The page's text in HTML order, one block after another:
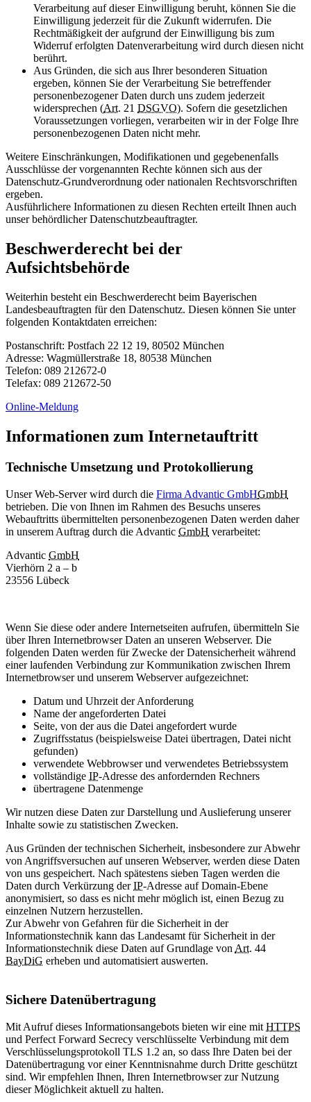
Verarbeitung auf dieser Einwilligung beruht, können Sie die
Einwilligung jederzeit für die Zukunft widerrufen. Die
Rechtmäßigkeit der aufgrund der Einwilligung bis zum
Widerruf erfolgten Datenverarbeitung wird durch diesen nicht
berührt.
Aus Gründen, die sich aus Ihrer besonderen Situation
ergeben, können Sie der Verarbeitung Sie betreffender
personenbezogener Daten durch uns zudem jederzeit
widersprechen (Art. 21 DSGVO). Sofern die gesetzlichen
Voraussetzungen vorliegen, verarbeiten wir in der Folge Ihre
personenbezogenen Daten nicht mehr.
Weitere Einschränkungen, Modifikationen und gegebenenfalls
Ausschlüsse der vorgenannten Rechte können sich aus der
Datenschutz-Grundverordnung oder nationalen Rechtsvorschriften
ergeben.
Ausführlichere Informationen zu diesen Rechten erteilt Ihnen auch
unser behördlicher Datenschutzbeauftragter.
Beschwerderecht bei der
Aufsichtsbehörde
Weiterhin besteht ein Beschwerderecht beim Bayerischen
Landesbeauftragten für den Datenschutz. Diesen können Sie unter
folgenden Kontaktdaten erreichen:
Postanschrift: Postfach 22 12 19, 80502 München
Adresse: Wagmüllerstraße 18, 80538 München
Telefon: 089 212672-0
Telefax: 089 212672-50
Online-Meldung
Informationen zum Internetauftritt
Technische Umsetzung und Protokollierung
Unser Web-Server wird durch die Firma Advantic GmbHGmbH
betrieben. Die von Ihnen im Rahmen des Besuchs unseres
Webauftritts übermittelten personenbezogenen Daten werden daher
in unserem Auftrag durch die Advantic GmbH verarbeitet:
Advantic GmbH
Vierhörn 2 a – b
23556 Lübeck
Wenn Sie diese oder andere Internetseiten aufrufen, übermitteln Sie
über Ihren Internetbrowser Daten an unseren Webserver. Die
folgenden Daten werden für Zwecke der Datensicherheit während
einer laufenden Verbindung zur Kommunikation zwischen Ihrem
Internetbrowser und unserem Webserver aufgezeichnet:
Datum und Uhrzeit der Anforderung
Name der angeforderten Datei
Seite, von der aus die Datei angefordert wurde
Zugriffsstatus (beispielsweise Datei übertragen, Datei nicht
gefunden)
verwendete Webbrowser und verwendetes Betriebssystem
vollständige IP-Adresse des anfordernden Rechners
übertragene Datenmenge
Wir nutzen diese Daten zur Darstellung und Auslieferung unserer
Inhalte sowie zu statistischen Zwecken.
Aus Gründen der technischen Sicherheit, insbesondere zur Abwehr
von Angriffsversuchen auf unseren Webserver, werden diese Daten
von uns gespeichert. Nach spätestens sieben Tagen werden die
Daten durch Verkürzung derIP-Adresse auf Domain-Ebene
anonymisiert, so dass es nicht mehr möglich ist, einen Bezug zu
einzelnen Nutzern herzustellen.
Zur Abwehr von Gefahren für die Sicherheit in der
Informationstechnik kann das Landesamt für Sicherheit in der
Informationstechnik diese Daten auf Grundlage von Art. 44
BayDiG erheben und automatisiert auswerten.
Sichere Datenübertragung
Mit Aufruf dieses Informationsangebots bieten wir eine mit HTTPS
und Perfect Forward Secrecy verschlüsselte Verbindung mit dem
Verschlüsselungsprotokoll TLS 1.2 an, so dass Ihre Daten bei der
Datenübertragung vor einer Kenntnisnahme durch Dritte geschützt
sind. Wir empfehlen Ihnen, Ihren Internetbrowser zur Nutzung
dieser Möglichkeit aktuell zu halten.